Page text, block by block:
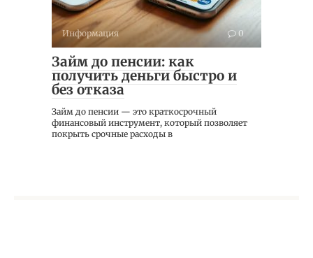
Информация 0
Займ до пенсии: как
получить деньги быстро и
без отказа
Займ до пенсии — это краткосрочный
финансовый инструмент, который позволяет
покрыть срочные расходы в